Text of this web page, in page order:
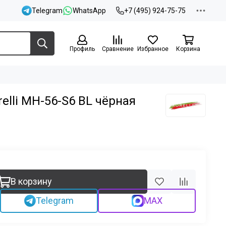
Telegram WhatsApp +7 (495) 924-75-75
Профиль Сравнение Избранное Корзина
MH-56-S6 BL чёрная
В корзину
Telegram
MAX